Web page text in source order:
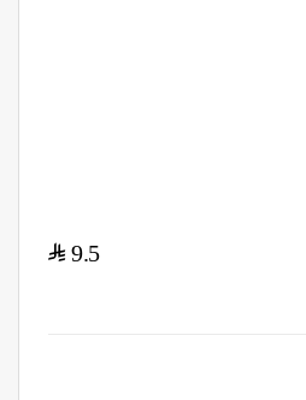
9.5
$